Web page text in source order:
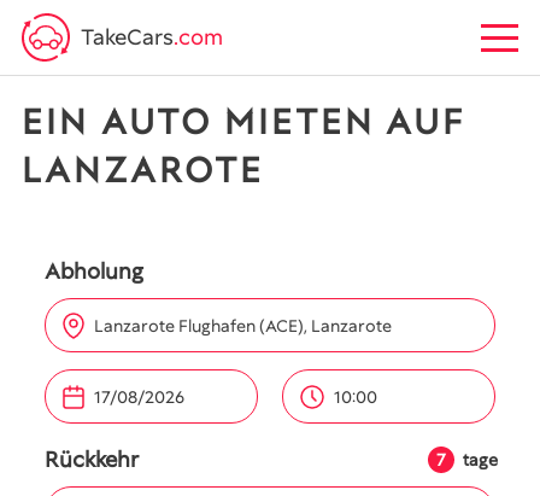
TakeCars.com
EIN AUTO MIETEN AUF
LANZAROTE
Abholung
Lanzarote Flughafen (ACE), Lanzarote
10:00
Rückkehr 7 tage